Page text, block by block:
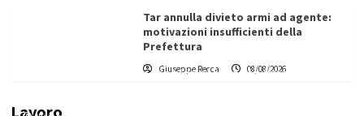
Tar annulla divieto armi ad agente:
motivazioni insufficienti della
Prefettura
Giuseppe Recca 08/08/2026
Lavoro
L’ingegnere saccense Buscarnera partner chiave
di un progetto transnazionale per la transizione